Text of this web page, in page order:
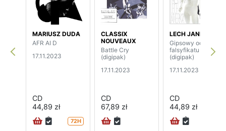
MARIUSZ DUDA
AFR AI D
17.11.2023
CD
44,89 zł
72H
CLASSIX
NOUVEAUX
Battle Cry
(digipak)
17.11.2023
CD
67,89 zł
LECH JANERKA
Gipsowy odlew
falsyfikatu
(digipak)
17.11.2023
CD
44,89 zł